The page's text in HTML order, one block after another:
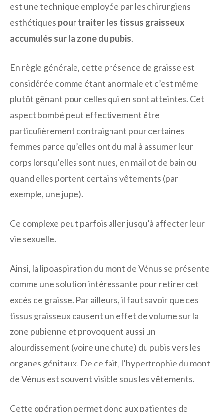
est une technique employée par les chirurgiens
esthétiques pour traiter les tissus graisseux
accumulés sur la zone du pubis.
En règle générale, cette présence de graisse est
considérée comme étant anormale et c’est même
plutôt gênant pour celles qui en sont atteintes. Cet
aspect bombé peut effectivement être
particulièrement contraignant pour certaines
femmes parce qu’elles ont du mal à assumer leur
corps lorsqu’elles sont nues, en maillot de bain ou
quand elles portent certains vêtements (par
exemple, une jupe).
Ce complexe peut parfois aller jusqu’à affecter leur
vie sexuelle.
Ainsi, la lipoaspiration du mont de Vénus se présente
comme une solution intéressante pour retirer cet
excès de graisse. Par ailleurs, il faut savoir que ces
tissus graisseux causent un effet de volume sur la
zone pubienne et provoquent aussi un
alourdissement (voire une chute) du pubis vers les
organes génitaux. De ce fait, l’hypertrophie du mont
de Vénus est souvent visible sous les vêtements.
Cette opération permet donc aux patientes de